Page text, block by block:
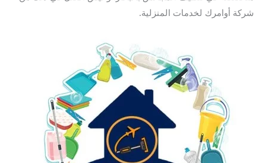
شركة أوامرك لخدمات المنزلية.